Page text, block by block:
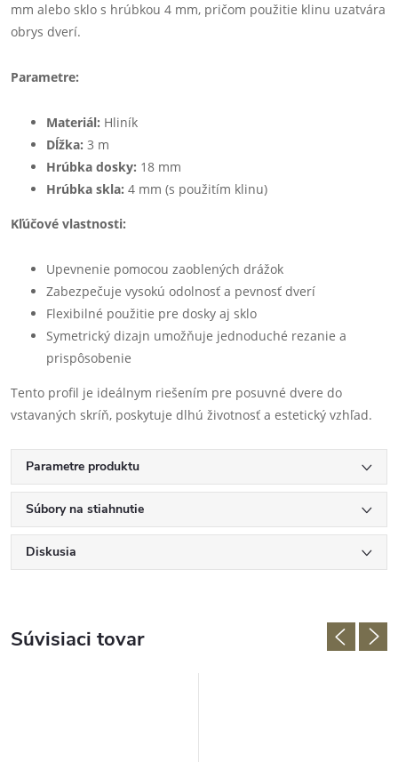
mm alebo sklo s hrúbkou 4 mm, pričom použitie klinu uzatvára
obrys dverí.
Parametre:
Materiál: Hliník
Dĺžka: 3 m
Hrúbka dosky: 18 mm
Hrúbka skla: 4 mm (s použitím klinu)
Kľúčové vlastnosti:
Upevnenie pomocou zaoblených drážok
Zabezpečuje vysokú odolnosť a pevnosť dverí
Flexibilné použitie pre dosky aj sklo
Symetrický dizajn umožňuje jednoduché rezanie a
prispôsobenie
Tento profil je ideálnym riešením pre posuvné dvere do
vstavaných skríň, poskytuje dlhú životnosť a estetický vzhľad.
Parametre produktu
Súbory na stiahnutie
Diskusia
Súvisiaci tovar